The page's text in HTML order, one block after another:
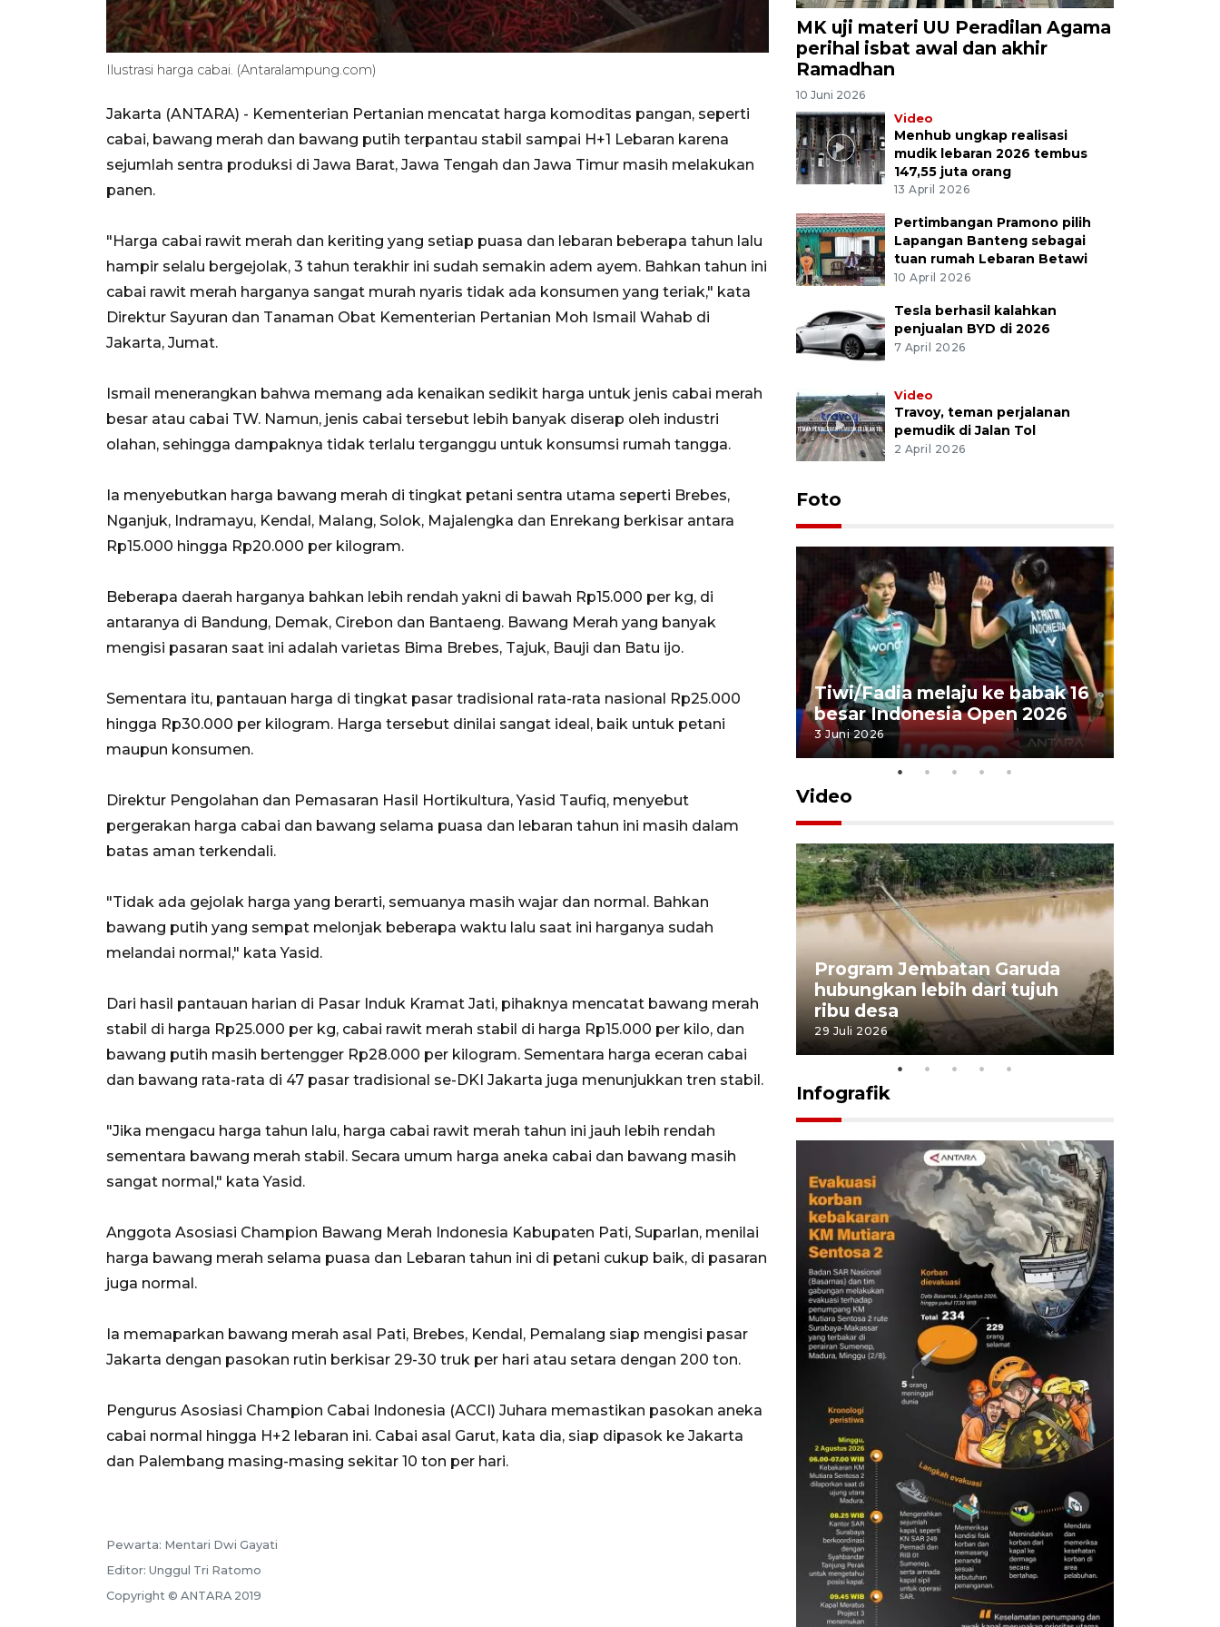
Ilustrasi harga cabai. (Antaralampung.com)
Jakarta (ANTARA) - Kementerian Pertanian mencatat harga komoditas pangan, seperti
cabai, bawang merah dan bawang putih terpantau stabil sampai H+1 Lebaran karena
sejumlah sentra produksi di Jawa Barat, Jawa Tengah dan Jawa Timur masih melakukan
panen.
"Harga cabai rawit merah dan keriting yang setiap puasa dan lebaran beberapa tahun lalu
hampir selalu bergejolak, 3 tahun terakhir ini sudah semakin adem ayem. Bahkan tahun ini
cabai rawit merah harganya sangat murah nyaris tidak ada konsumen yang teriak," kata
Direktur Sayuran dan Tanaman Obat Kementerian Pertanian Moh Ismail Wahab di
Jakarta, Jumat.
Ismail menerangkan bahwa memang ada kenaikan sedikit harga untuk jenis cabai merah
besar atau cabai TW. Namun, jenis cabai tersebut lebih banyak diserap oleh industri
olahan, sehingga dampaknya tidak terlalu terganggu untuk konsumsi rumah tangga.
Ia menyebutkan harga bawang merah di tingkat petani sentra utama seperti Brebes,
Nganjuk, Indramayu, Kendal, Malang, Solok, Majalengka dan Enrekang berkisar antara
Rp15.000 hingga Rp20.000 per kilogram.
Beberapa daerah harganya bahkan lebih rendah yakni di bawah Rp15.000 per kg, di
antaranya di Bandung, Demak, Cirebon dan Bantaeng. Bawang Merah yang banyak
mengisi pasaran saat ini adalah varietas Bima Brebes, Tajuk, Bauji dan Batu ijo.
Sementara itu, pantauan harga di tingkat pasar tradisional rata-rata nasional Rp25.000
hingga Rp30.000 per kilogram. Harga tersebut dinilai sangat ideal, baik untuk petani
maupun konsumen.
Direktur Pengolahan dan Pemasaran Hasil Hortikultura, Yasid Taufiq, menyebut
pergerakan harga cabai dan bawang selama puasa dan lebaran tahun ini masih dalam
batas aman terkendali.
"Tidak ada gejolak harga yang berarti, semuanya masih wajar dan normal. Bahkan
bawang putih yang sempat melonjak beberapa waktu lalu saat ini harganya sudah
melandai normal," kata Yasid.
Dari hasil pantauan harian di Pasar Induk Kramat Jati, pihaknya mencatat bawang merah
stabil di harga Rp25.000 per kg, cabai rawit merah stabil di harga Rp15.000 per kilo, dan
bawang putih masih bertengger Rp28.000 per kilogram. Sementara harga eceran cabai
dan bawang rata-rata di 47 pasar tradisional se-DKI Jakarta juga menunjukkan tren stabil.
"Jika mengacu harga tahun lalu, harga cabai rawit merah tahun ini jauh lebih rendah
sementara bawang merah stabil. Secara umum harga aneka cabai dan bawang masih
sangat normal," kata Yasid.
Anggota Asosiasi Champion Bawang Merah Indonesia Kabupaten Pati, Suparlan, menilai
harga bawang merah selama puasa dan Lebaran tahun ini di petani cukup baik, di pasaran
juga normal.
Ia memaparkan bawang merah asal Pati, Brebes, Kendal, Pemalang siap mengisi pasar
Jakarta dengan pasokan rutin berkisar 29-30 truk per hari atau setara dengan 200 ton.
Pengurus Asosiasi Champion Cabai Indonesia (ACCI) Juhara memastikan pasokan aneka
cabai normal hingga H+2 lebaran ini. Cabai asal Garut, kata dia, siap dipasok ke Jakarta
dan Palembang masing-masing sekitar 10 ton per hari.
Pewarta: Mentari Dwi Gayati
Editor: Unggul Tri Ratomo
Copyright © ANTARA 2019
MK uji materi UU Peradilan Agama
perihal isbat awal dan akhir
Ramadhan
10 Juni 2026
Video
Menhub ungkap realisasi
mudik lebaran 2026 tembus
147,55 juta orang
13 April 2026
Pertimbangan Pramono pilih
Lapangan Banteng sebagai
tuan rumah Lebaran Betawi
10 April 2026
Tesla berhasil kalahkan
penjualan BYD di 2026
7 April 2026
Video
Travoy, teman perjalanan
pemudik di Jalan Tol
2 April 2026
Foto
Lebaran Betawi 2026, ajang
upaya pelestarian budaya di
Ibu Kota
11 April 2026
Tiwi/Fadia melaju ke babak 16
besar Indonesia Open 2026
3 Juni 2026
Video
kembali asah naluri
9 Juli 2026
Program Jembatan Garuda
hubungkan lebih dari tujuh
ribu desa
29 Juli 2026
Infografik